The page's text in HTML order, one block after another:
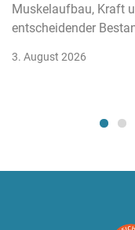
Muskelaufbau, Kraft
entscheidender
3. August 2026